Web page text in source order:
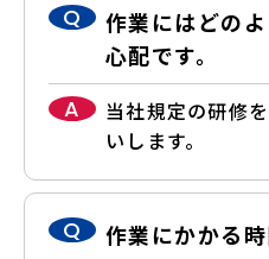
Q
作業にはどの
心配です。
A
当社規定の研修
いします。
Q
作業にかかる